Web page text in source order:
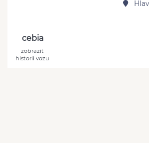
cebia
zobrazit
historii vozu